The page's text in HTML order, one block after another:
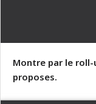
Montre par le roll-
proposes.